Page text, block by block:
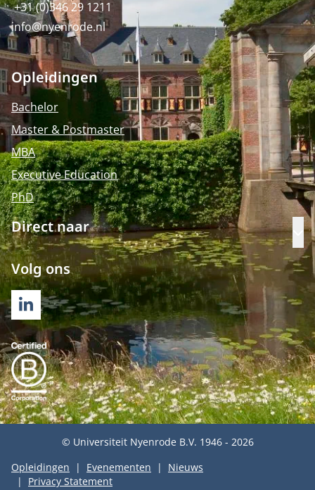
+31 (0)346 29 1211
info@nyenrode.nl
Opleidingen
Bachelor
Master & Postmaster
MBA
Executive Education
PhD
Direct naar
Volg ons
LINKEDIN
© Universiteit Nyenrode B.V. 1946 - 2026
Opleidingen
Evenementen
Nieuws
Privacy Statement